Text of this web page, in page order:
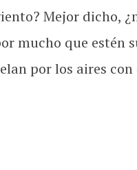
Mejor dicho,
mucho que estén
por los aires